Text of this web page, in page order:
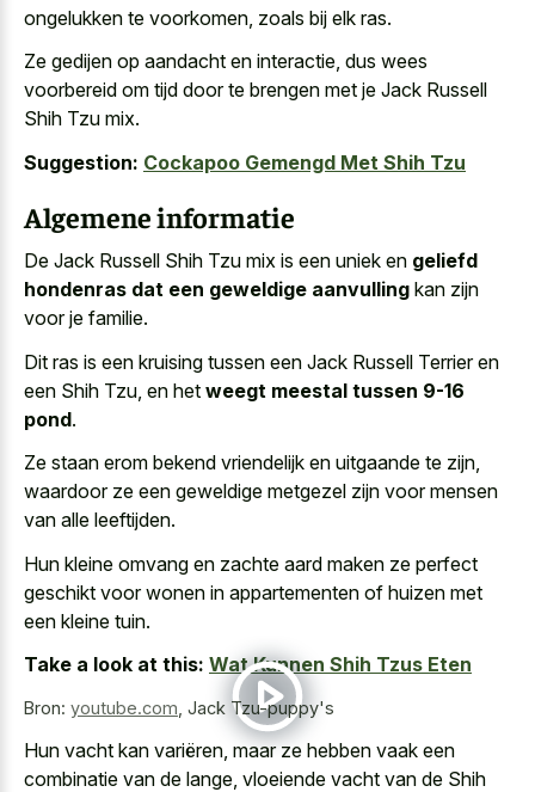
ongelukken te voorkomen, zoals bij elk ras.
Ze gedijen op aandacht en interactie, dus wees
voorbereid om tijd door te brengen met je Jack Russell
Shih Tzu mix.
Suggestion: Cockapoo Gemengd Met Shih Tzu
Algemene informatie
De Jack Russell Shih Tzu mix is een uniek en geliefd
hondenras dat een geweldige aanvulling kan zijn
voor je familie.
Dit ras is een kruising tussen een Jack Russell Terrier en
een Shih Tzu, en het weegt meestal tussen 9-16
pond.
Ze staan erom bekend vriendelijk en uitgaande te zijn,
waardoor ze een geweldige metgezel zijn voor mensen
van alle leeftijden.
Hun kleine omvang en zachte aard maken ze perfect
geschikt voor wonen in appartementen of huizen met
een kleine tuin.
Take a look at this: Wat Kunnen Shih Tzus Eten
Bron: youtube.com Jack Tzu-puppy's
Hun vacht kan variëren, maar ze hebben vaak een
combinatie van de lange, vloeiende vacht van de Shih